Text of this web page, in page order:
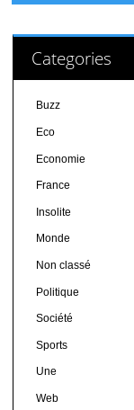
Categories
Buzz
Eco
Economie
France
Insolite
Monde
Non classé
Politique
Société
Sports
Une
Web